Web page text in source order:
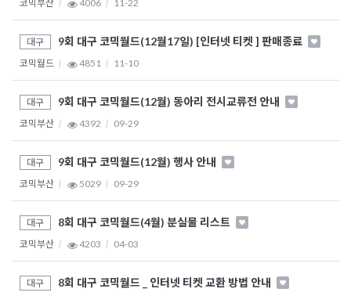
코믹부산 4006 11-22
대구 9회 대구 코믹월드(12월17일) [인터넷 티켓 ] 판매종료
코믹월드 4851 11-10
대구 9회 대구 코믹월드(12월) 동아리 전시교류전 안내
코믹부산 4392 09-29
대구 9회 대구 코믹월드(12월) 행사 안내
코믹부산 5029 09-29
대구 8회 대구 코믹월드(4월) 분실물 리스트
코믹부산 4203 04-03
대구 8회 대구 코믹월드 _ 인터넷 티켓 교환 방법 안내